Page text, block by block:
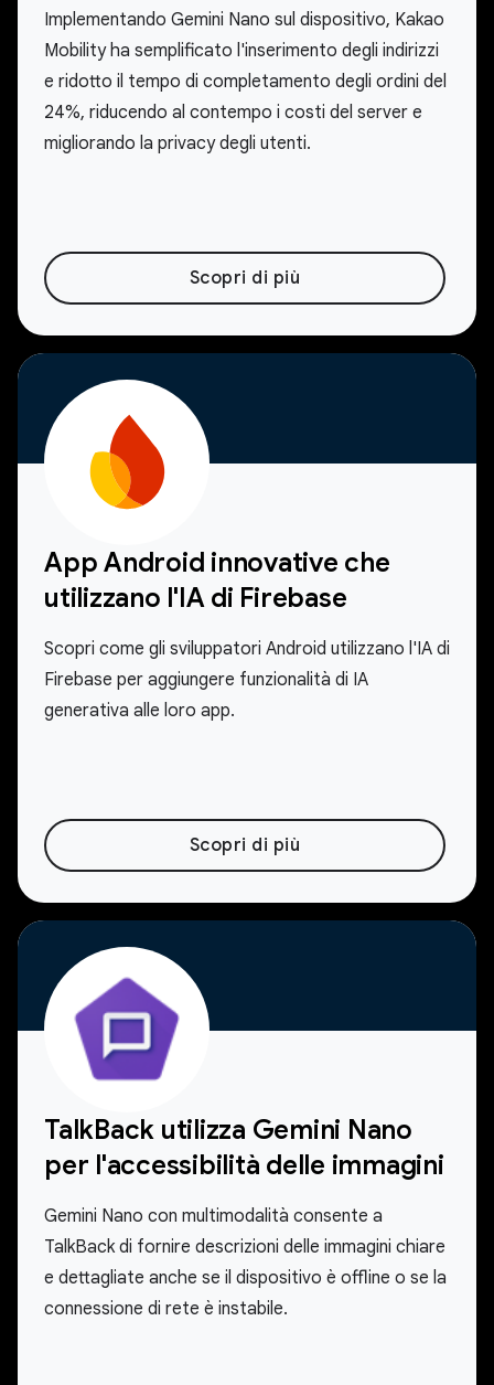
Implementando Gemini Nano sul dispositivo, Kakao
Mobility ha semplificato l'inserimento degli indirizzi
e ridotto il tempo di completamento degli ordini del
24%, riducendo al contempo i costi del server e
migliorando la privacy degli utenti.
Scopri di più
App Android innovative che
utilizzano l'IA di Firebase
Scopri come gli sviluppatori Android utilizzano l'IA di
Firebase per aggiungere funzionalità di IA
generativa alle loro app.
Scopri di più
TalkBack utilizza Gemini Nano
per l'accessibilità delle immagini
Gemini Nano con multimodalità consente a
TalkBack di fornire descrizioni delle immagini chiare
e dettagliate anche se il dispositivo è offline o se la
connessione di rete è instabile.